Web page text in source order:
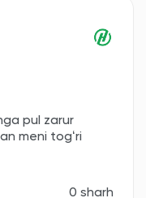
pul zarur
meni togʻri
0 sharh